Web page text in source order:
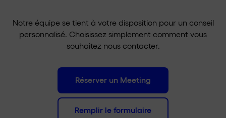
Notre équipe se tient à votre disposition pour un conseil
personnalisé. Choisissez simplement comment vous
souhaitez nous contacter.
Réserver un Meeting
Remplir le formulaire